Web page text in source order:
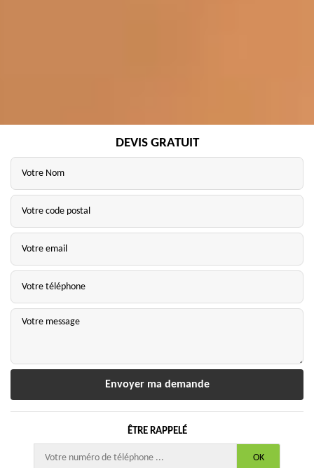
DEVIS GRATUIT
ÊTRE RAPPELÉ